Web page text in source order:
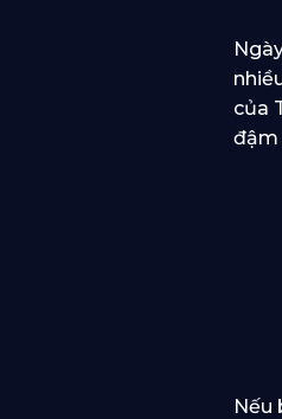
của
đậm
Nếu